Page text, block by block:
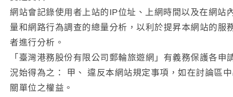
網站會記錄使用者上站的IP位址、上網時間以及在網
量和網路行為調查的總量分析，以利於提昇本網站的
者進行分析。
「臺灣港務股份有限公司郵輪旅遊網」有義務保護各
況始得為之： 甲、 違反本網站規定事項，如在討論區
關單位之權益。